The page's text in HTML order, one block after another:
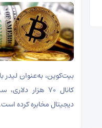
کانال ۷۰ هزار
دیجیتال مخابره کرده است.